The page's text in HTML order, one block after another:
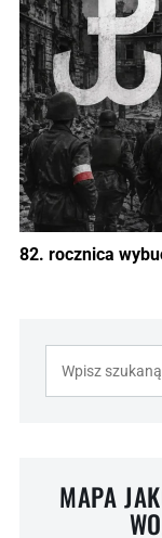
82. rocznica
MAPA